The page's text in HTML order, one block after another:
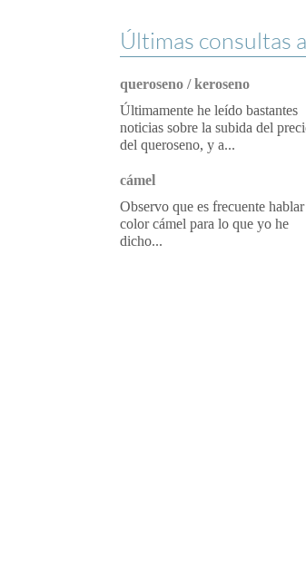
Últimas consultas
queroseno / keroseno
Últimamente he leído bastantes
noticias sobre la subida del
del queroseno, y a...
cámel
Observo que es frecuente
color cámel para lo que yo he
dicho...